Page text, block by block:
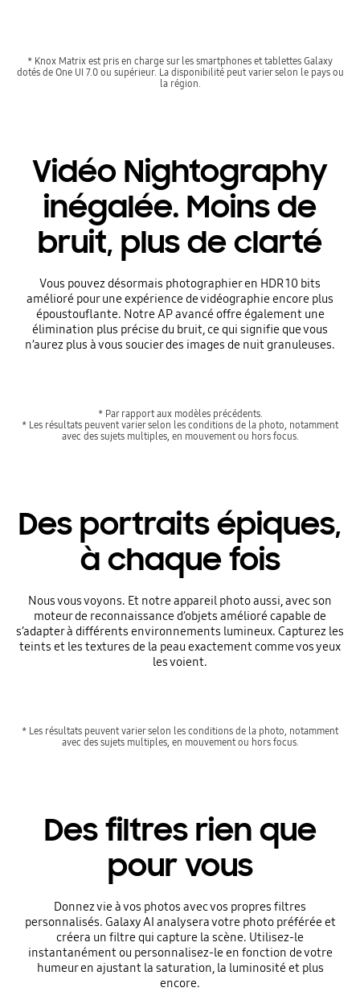
* Knox Matrix est pris en charge sur les smartphones et tablettes Galaxy
dotés de One UI 7.0 ou supérieur. La disponibilité peut varier selon le pays ou
la région.
Vidéo Nightography
inégalée. Moins de
bruit, plus de clarté
Vous pouvez désormais photographier en HDR 10 bits
amélioré pour une expérience de vidéographie encore plus
époustouflante. Notre AP avancé offre également une
élimination plus précise du bruit, ce qui signifie que vous
n’aurez plus à vous soucier des images de nuit granuleuses.
* Par rapport aux modèles précédents.
* Les résultats peuvent varier selon les conditions de la photo, notamment
avec des sujets multiples, en mouvement ou hors focus.
Des portraits épiques,
à chaque fois
Nous vous voyons. Et notre appareil photo aussi, avec son
moteur de reconnaissance d’objets amélioré capable de
s’adapter à différents environnements lumineux. Capturez les
teints et les textures de la peau exactement comme vos yeux
les voient.
* Les résultats peuvent varier selon les conditions de la photo, notamment
avec des sujets multiples, en mouvement ou hors focus.
Des filtres rien que
pour vous
Donnez vie à vos photos avec vos propres filtres
personnalisés. Galaxy AI analysera votre photo préférée et
créera un filtre qui capture la scène. Utilisez-le
instantanément ou personnalisez-le en fonction de votre
humeur en ajustant la saturation, la luminosité et plus
encore.